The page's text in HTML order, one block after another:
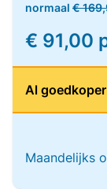
normaal €
€ 91,00
Al
Maandelijks